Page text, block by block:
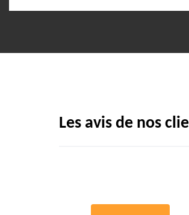
Les avis de nos